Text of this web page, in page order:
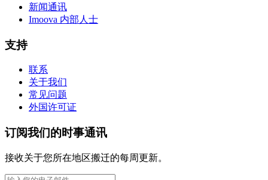
新闻通讯
Imoova 内部人士
支持
联系
关于我们
常见问题
外国许可证
订阅我们的时事通讯
接收关于您所在地区搬迁的每周更新。